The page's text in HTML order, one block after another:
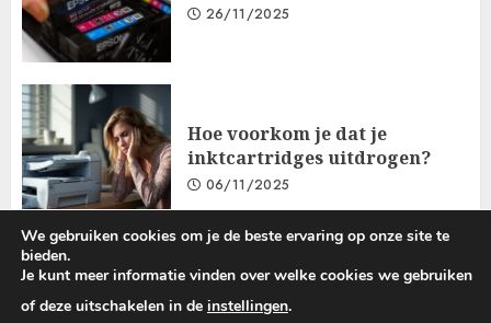
26/11/2025
Hoe voorkom je dat je
inktcartridges uitdrogen?
06/11/2025
Gegevensbeschermings- En Privacybeleid
We gebruiken cookies om je de beste ervaring op onze site te
bieden.
Je kunt meer informatie vinden over welke cookies we gebruiken
of deze uitschakelen in de instellingen.